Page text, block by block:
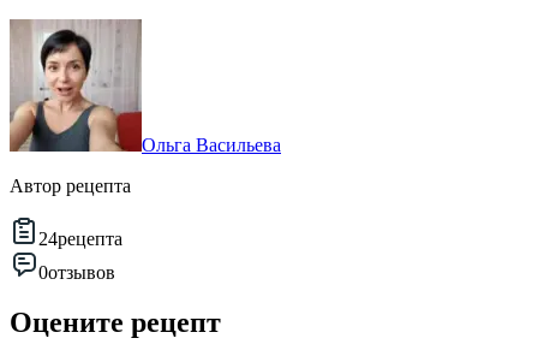
Ольга Васильева
Автор рецепта
24рецепта
0отзывов
Оцените рецепт